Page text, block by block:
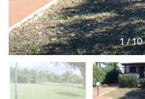
1/10